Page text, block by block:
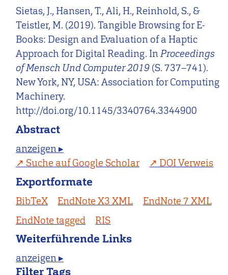
Sietas, J., Hansen, T., Ali, H., Reinhold, S., &
Teistler, M. (2019). Tangible Browsing for E-
Books: Design and Evaluation of a Haptic
Approach for Digital Reading. InProceedings
of Mensch Und Computer 2019 (S. 737–741).
New York, NY, USA: Association for Computing
Machinery.
http://doi.org/10.1145/3340764.3344900
Abstract
anzeigen ▸
Suche auf Google Scholar
DOI Verweis
Exportformate
BibTeX EndNote X3 XML
EndNote 7 XML
EndNote tagged
RIS
Weiterführende Links
anzeigen ▸
Filter Tags